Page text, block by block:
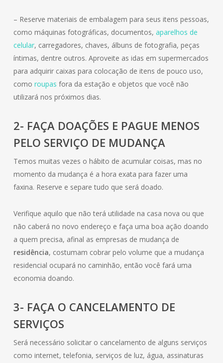
– Reserve materiais de embalagem para seus itens pessoas,
como máquinas fotográficas, documentos, aparelhos de
celular, carregadores, chaves, álbuns de fotografia, peças
íntimas, dentre outros. Aproveite as idas em supermercados
para adquirir caixas para colocação de itens de pouco uso,
como roupas fora da estação e objetos que você não
utilizará nos próximos dias.
2- FAÇA DOAÇÕES E PAGUE MENOS
PELO SERVIÇO DE MUDANÇA
Temos muitas vezes o hábito de acumular coisas, mas no
momento da mudança é a hora exata para fazer uma
faxina. Reserve e separe tudo que será doado.
Verifique aquilo que não terá utilidade na casa nova ou que
não caberá no novo endereço e faça uma boa ação doando
a quem precisa, afinal as empresas de mudança de
residência, costumam cobrar pelo volume que a mudança
residencial ocupará no caminhão, então você fará uma
economia doando.
3- FAÇA O CANCELAMENTO DE
SERVIÇOS
Será necessário solicitar o cancelamento de alguns serviços
como internet, telefonia, serviços de luz, água, assinaturas